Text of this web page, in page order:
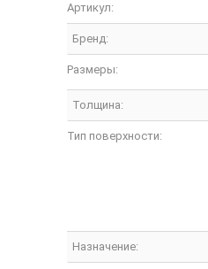
Артикул:
Бренд:
Размеры:
Толщина:
Тип поверхности:
Назначение: